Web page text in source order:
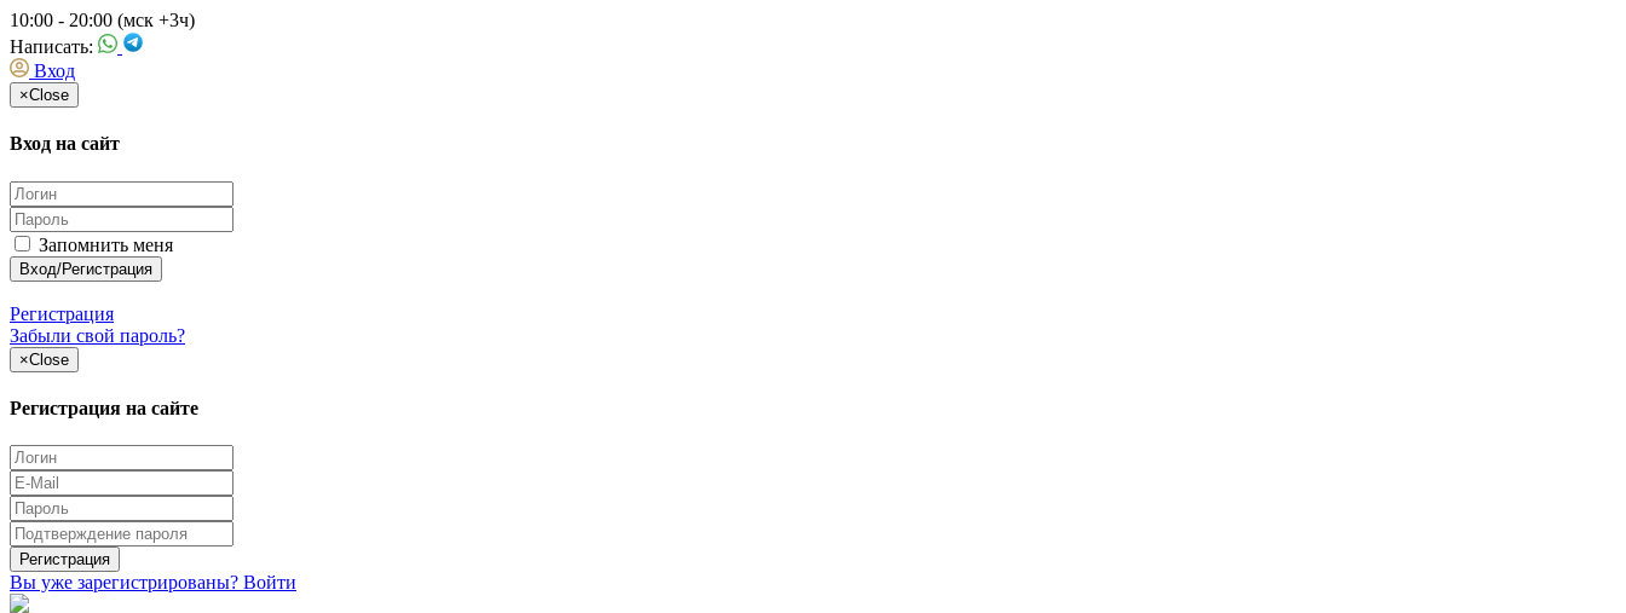
10:00 - 20:00 (мск +3ч)
Написать:
Вход
×Close
Вход на сайт
Запомнить меня
Регистрация
Забыли свой пароль?
×Close
Регистрация на сайте
Вы уже зарегистрированы? Войти